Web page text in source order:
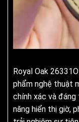
Royal Oak
phẩm nghệ thuật
chính xác và
năng hiển thị giờ,